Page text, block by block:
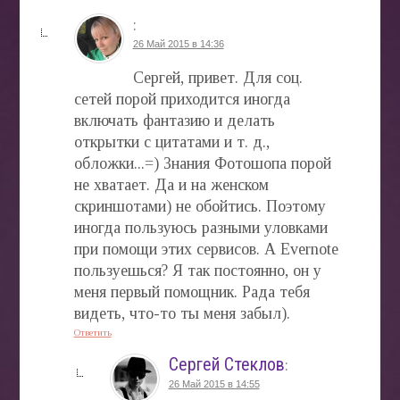
:
26 Май 2015 в 14:36
Сергей, привет. Для соц.
сетей порой приходится иногда
включать фантазию и делать
открытки с цитатами и т. д.,
обложки...=) Знания Фотошопа порой
не хватает. Да и на женском
скриншотами) не обойтись. Поэтому
иногда пользуюсь разными уловками
при помощи этих сервисов. А Evernote
пользуешься? Я так постоянно, он у
меня первый помощник. Рада тебя
видеть, что-то ты меня забыл).
Ответить
Сергей Стеклов:
26 Май 2015 в 14:55